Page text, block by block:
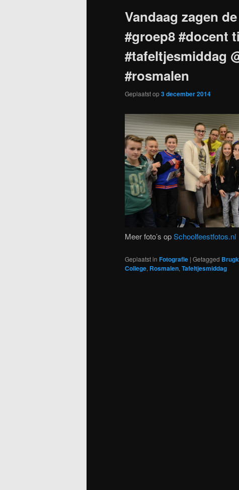
Vandaag zagen
#groep8 #docent
#tafeltjesmiddag
#rosmalen
Geplaatst op3 december 2014
Meer foto’s opSchoolfeestfotos.nl
Geplaatst in Fotografie | Getagged
College, Rosmalen, Tafeltjesmiddag